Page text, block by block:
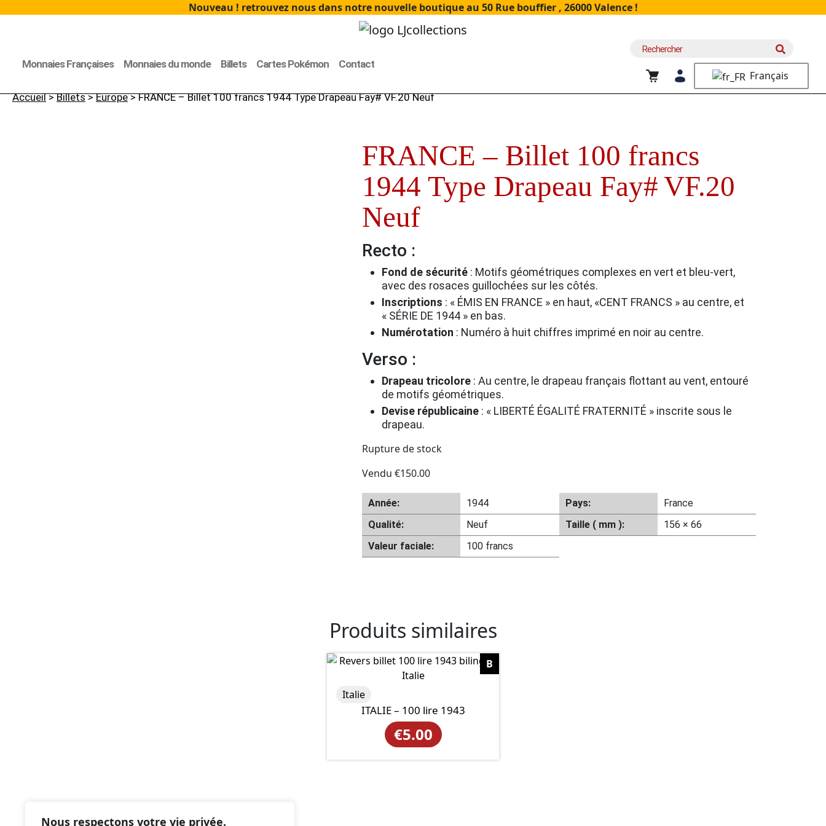
Nous respectons votre vie privée.
Nouveau ! retrouvez nous dans notre nouvelle boutique au 50 Rue bouffier , 26000 Valence !
Monnaies Françaises Monnaies du monde Billets Cartes Pokémon Contact
Recherche
Français
Accueil>Billets>Europe> FRANCE – Billet 100 francs 1944 Type Drapeau Fay# VF.20 Neuf
FRANCE – Billet 100 francs
1944 Type Drapeau Fay# VF.20
Neuf
Recto :
Fond de sécurité : Motifs géométriques complexes en vert et bleu-vert,
avec des rosaces guillochées sur les côtés.
Inscriptions : « ÉMIS EN FRANCE » en haut, «CENT FRANCS » au centre, et
« SÉRIE DE 1944 » en bas.
Numérotation : Numéro à huit chiffres imprimé en noir au centre.
Verso :
Drapeau tricolore : Au centre, le drapeau français flottant au vent, entouré
de motifs géométriques.
Devise républicaine : « LIBERTÉ ÉGALITÉ FRATERNITÉ » inscrite sous le
drapeau.
Rupture de stock
Vendu €150.00
Année: 1944 Pays:
France
Qualité:
Neuf Taille ( mm ):
156 × 66
Valeur faciale:
100 francs
Produits similaires
B
ITALIE – 100 lire 1943
€5.00
Italie